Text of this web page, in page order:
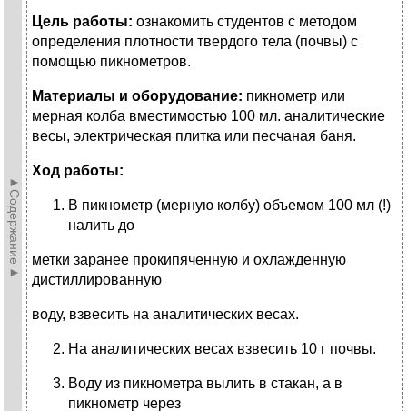
►Содержание►
Цель работы: ознакомить студентов с методом
определения плотности твердого тела (почвы) с
помощью пикнометров.
Материалы и оборудование: пикнометр или
мерная колба вместимостью 100 мл. аналитические
весы, электрическая плитка или песчаная баня.
Ход работы:
В пикнометр (мерную колбу) объемом 100 мл (!)
налить до
метки заранее прокипяченную и охлажденную
дистиллированную
воду, взвесить на аналитических весах.
На аналитических весах взвесить 10 г почвы.
Воду из пикнометра вылить в стакан, а в
пикнометр через